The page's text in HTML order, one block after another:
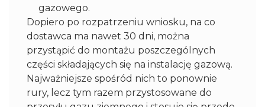
gazowego.
Dopiero po rozpatrzeniu wniosku, na co
dostawca ma nawet 30 dni, można
przystąpić do montażu poszczególnych
części składających się na instalację gazową.
Najważniejsze spośród nich to ponownie
rury, lecz tym razem przystosowane do